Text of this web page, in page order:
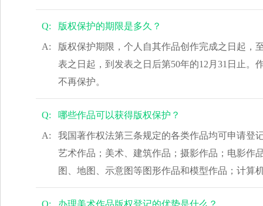
Q: 版权保护的期限是多久？
A:
版权保护期限，个人自其作品创作完成之日起，
表之日起，到发表之日后第50年的12月31日止
不再保护。
Q: 哪些作品可以获得版权保护？
A:
我国著作权法第三条规定的各类作品均可申请登
艺术作品；美术、建筑作品；摄影作品；电影作
图、地图、示意图等图形作品和模型作品；计算
Q: 办理美术作品版权登记的优势是什么？